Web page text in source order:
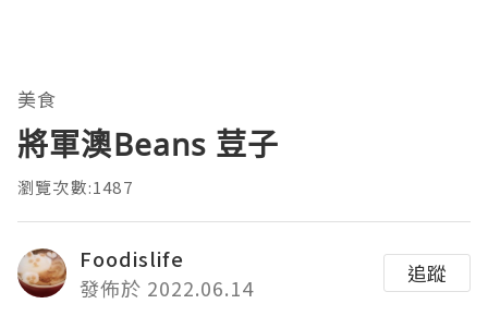
美食
將軍澳Beans 荳子
瀏覽次數:1487
Foodislife
發佈於 2022.06.14
追蹤